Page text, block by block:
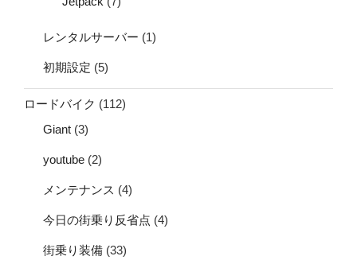
レンタルサーバー (1)
初期設定 (5)
ロードバイク (112)
Giant (3)
youtube (2)
メンテナンス (4)
今日の街乗り反省点 (4)
街乗り装備 (33)